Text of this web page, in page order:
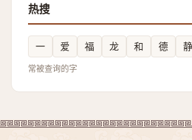
热搜
一 爱 福 龙 和 德 静
常被查询的字